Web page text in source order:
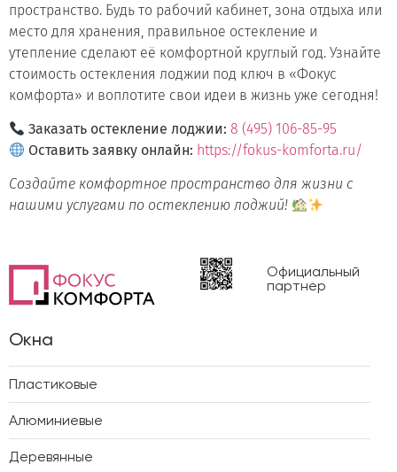
пространство. Будь то рабочий кабинет, зона отдыха или
место для хранения, правильное остекление и
утепление сделают её комфортной круглый год. Узнайте
стоимость остекления лоджии под ключ в «Фокус
комфорта» и воплотите свои идеи в жизнь уже сегодня!
Заказать остекление лоджии: 8 (495) 106-85-95
Оставить заявку онлайн: https://fokus-komforta.ru/
Создайте комфортное пространство для жизни с
нашими услугами по остеклению лоджий!
Официальный
партнер
Окна
Пластиковые
Алюминиевые
Деревянные